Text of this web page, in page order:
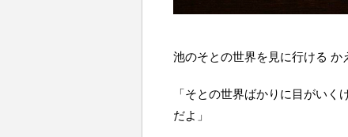
池のそとの世界を見に行ける か
「そとの世界ばかりに目がい
だよ」